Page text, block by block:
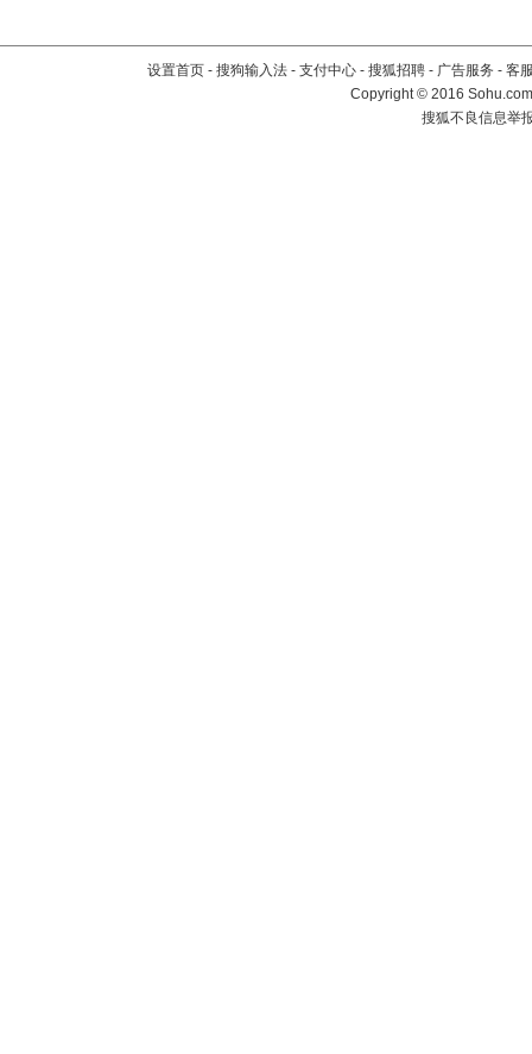
设置首页 - 搜狗输入法 - 支付中心 - 搜狐招聘 - 广告服务 - 客
Copyright©2016
搜狐不良信息举